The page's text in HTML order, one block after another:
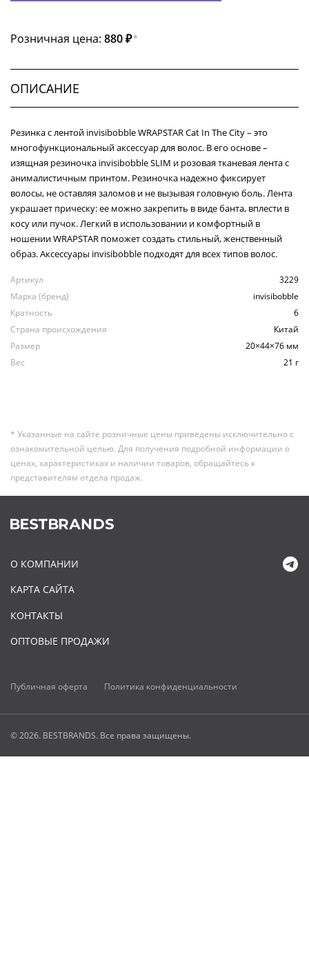
Розничная цена: 880 ₽*
ОПИСАНИЕ
Резинка с лентой invisibobble WRAPSTAR Cat In The City – это
многофункциональный аксессуар для волос. В его основе –
изящная резиночка invisibobble SLIM и розовая тканевая лента с
анималистичным принтом. Резиночка надежно фиксирует
волосы, не оставляя заломов и не вызывая головную боль. Лента
украшает прическу: ее можно закрепить в виде банта, вплести в
косу или пучок. Легкий в использовании и комфортный в
ношении WRAPSTAR поможет создать стильный, женственный
образ. Аксессуары invisibobble подходят для всех типов волос.
Артикул
3229
Марка (бренд)
invisibobble
Кратность
6
Страна происхождения
Китай
Размер
20×44×76 мм
Вес
21 г
* Указанные на сайте розничные цены приведены исключительно с
ознакомительной целью. Для получения подробной информации о
ценах, характеристиках и наличии товаров, обращайтесь к
представителям отдела продаж.
О КОМПАНИИ
КАРТА САЙТА
КОНТАКТЫ
ОПТОВЫЕ ПРОДАЖИ
Публичная оферта Политика конфиденциальности
© 2026. BESTBRANDS. Все права защищены.